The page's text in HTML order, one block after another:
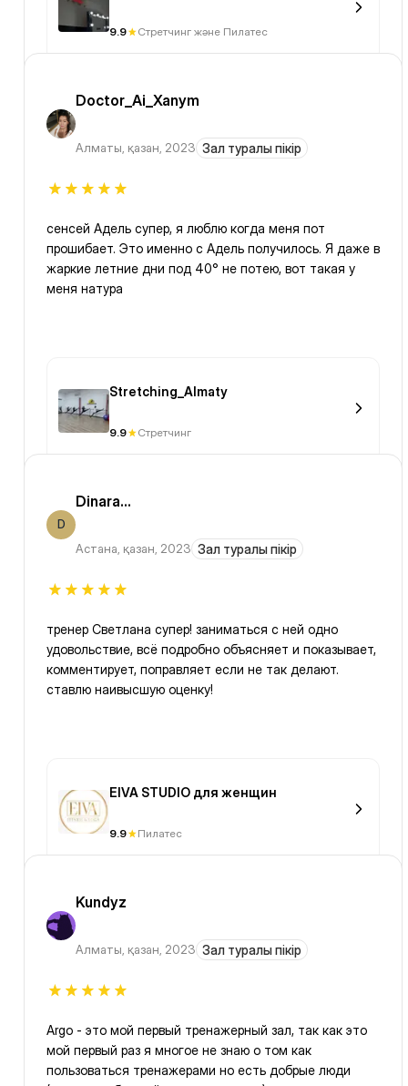
9.9 Стретчинг және Пилатес
Doctor_Ai_Xanym
Алматы, қазан, 2023 Зал туралы пікір
сенсей Адель супер, я люблю когда меня пот
прошибает. Это именно с Адель получилось. Я даже в
жаркие летние дни под 40° не потею, вот такая у
меня натура
Stretching_Almaty
9.9 Стретчинг
D
Dinara...
Астана, қазан, 2023 Зал туралы пікір
тренер Светлана супер! заниматься с ней одно
удовольствие, всё подробно объясняет и показывает,
комментирует, поправляет если не так делают.
ставлю наивысшую оценку!
EIVA STUDIO для женщин
9.9 Пилатес
Kundyz
Алматы, қазан, 2023 Зал туралы пікір
Argo - это мой первый тренажерный зал, так как это
мой первый раз я многое не знаю о том как
пользоваться тренажерами но есть добрые люди